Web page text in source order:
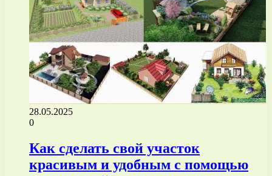
28.05.2025
0
Как сделать свой участок
красивым и удобным с помощью